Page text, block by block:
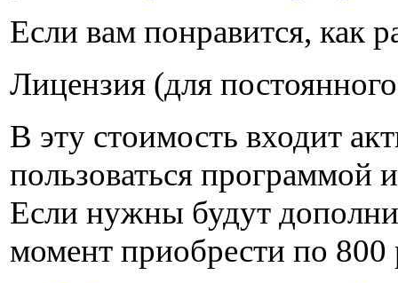
Если вам понравится, как
Лицензия (для
В эту стоимость входит
пользоваться программой
Если нужны будут
момент приобрести по 800